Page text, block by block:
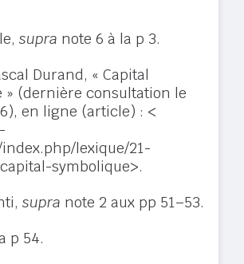
supra note 6 à la p 3.
Durand, « Capital
» (dernière consultation le
en ligne (article) : <
lexique/21-
symbolique>.
supra note 2 aux pp 51–53.
p 54.